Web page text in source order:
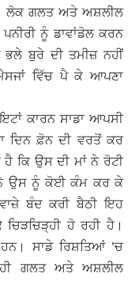
ਲੋਕ ਗਲਤ ਅਤੇ ਅਸ਼ਲੀਲ
ਨੂੰ ਡਾਵਾਂਡੋਲ ਕਰਨ
ਬੁਰੇ ਦੀ ਤਮੀਜ਼ ਨਹੀਂ
ਵਿੱਚ ਪੈ ਕੇ ਆਪਣਾ
ਕਾਰਨ ਸਾਡਾ ਆਪਸੀ
ਦਿਨ ਫ਼ੋਨ ਦੀ ਵਰਤੋਂ ਕਰ
ਕਿ ਉਸ ਦੀ ਮਾਂ ਨੇ ਰੋਟੀ
ਉਸ ਨੂੰ ਕੋਈ ਕੰਮ ਕਰ ਕੇ
ਬੰਦ ਕਰੀ ਬੈਠੀ ਇਹ
ਹੋ ਰਹੀ ਹੈ।
ਸਾਡੇ ਰਿਸ਼ਤਿਆਂ ’ਚ
ਗਲਤ ਅਤੇ ਅਸ਼ਲੀਲ